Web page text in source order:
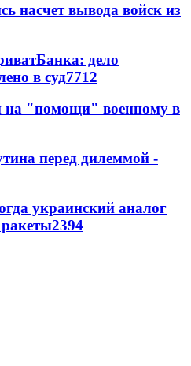
насчет вывода войск из
дело
в суд7712
"помощи" военному в
перед дилеммой -
украинский аналог
2394